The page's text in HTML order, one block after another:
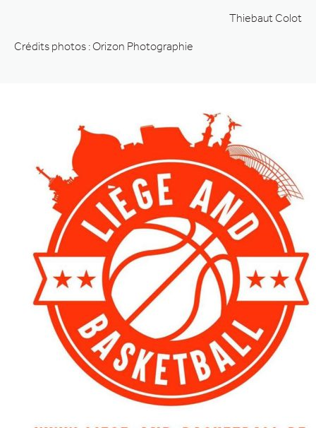
Thiebaut Colot
Crédits photos : Orizon Photographie